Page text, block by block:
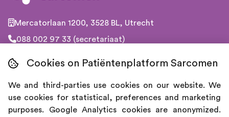
Mercatorlaan 1200, 3528 BL, Utrecht
088 002 97 33 (secretariaat)
Privacy Statement
Disclaimer
Cookies on Patiëntenplatform Sarcomen
We and third-parties use cookies on our website. We
use cookies for statistical, preferences and marketing
purposes. Google Analytics cookies are anonymized.